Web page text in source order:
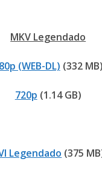
MKV Legendado
(WEB-DL) (332 MB)
720p (1.14 GB)
Legendado (375